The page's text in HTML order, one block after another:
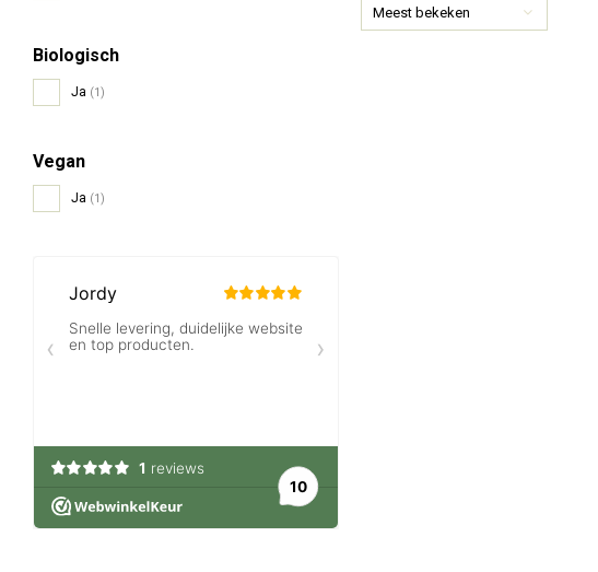
Biologisch
Ja (1)
Vegan
Ja (1)
Meest bekeken